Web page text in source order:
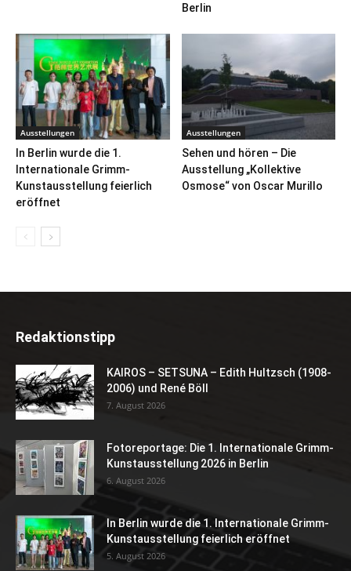
Berlin
Ausstellungen
In Berlin wurde die 1.
Internationale Grimm-
Kunstausstellung feierlich
eröffnet
Ausstellungen
Sehen und hören – Die
Ausstellung „Kollektive
Osmose“ von Oscar Murillo
Redaktionstipp
KAIROS – SETSUNA – Edith Hultzsch (1908-
2006) und René Böll
7. August 2026
Fotoreportage: Die 1. Internationale Grimm-
Kunstausstellung 2026 in Berlin
6. August 2026
In Berlin wurde die 1. Internationale Grimm-
Kunstausstellung feierlich eröffnet
5. August 2026